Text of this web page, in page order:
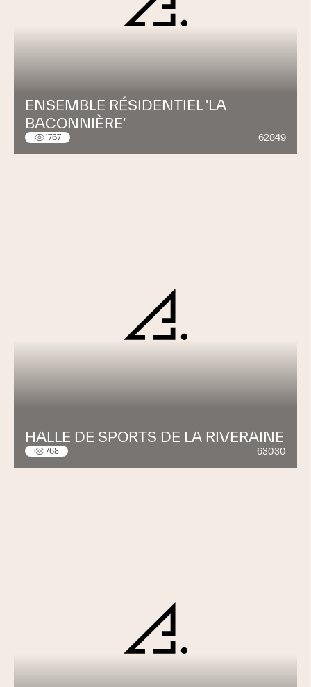
ENSEMBLE RÉSIDENTIEL 'LA
BACONNIÈRE'
1767 62849
HALLE DE SPORTS DE LA RIVERAINE
768 63030